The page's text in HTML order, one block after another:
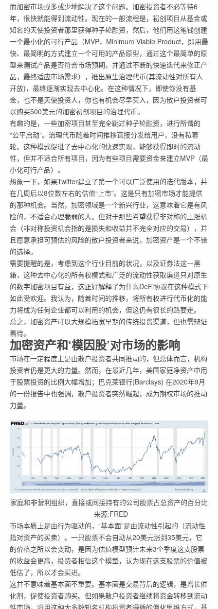
而加密市场或多或少地解决了这个问题。加密投资者不必等待6
年，很快就能得到流动性。现在的一般流程是，初创项目从基金或
知名的天使投资者那里获得种子轮融资，然后，他们用这笔钱创建
一个最小化的可行产品（MVP，Minimum Viable Product，即用最
快、最简明的方式建立一个可用的产品原型，通过这个最简单的原
型来测试产品是否符合市场预期，并通过不断的快速迭代来修正产
品，最终适应市场需求），推出原生治理代币(其流动性对所有人
开放)，最终逐渐实现去中心化。在这种情况下，即使你没有基
金，也不是天使投资人，你也有机会尽早买入，因为散户投资者可
以购买500美元的加密初创项目的治理代币。
有趣的是，一些加密项目甚至完全跳过种子轮融资，进行所谓的
“公平启动”。治理代币随着时间推移直接分发给用户，没有私募
轮。这种模式促进了去中心化的快速实现，能够获得即时的流动
性，但并不适合所有项目，因为有些项目需要资金来建立MVP（最
小化可行产品）。
想象一下，如果Twitter建立了第一个可以广泛使用的迭代版本，并
在几周后以8位数左右的估值“上市”。这是只有加密市场才能提供
的那种机会。当然，加密领域是一个新兴行业，这意味着它是有风
险的，不适合心理脆弱的人。但对于那些希望获得非对称的上涨机
会（非对称投资机会指的是损失和收益并不完全对应的交易），并
且愿意承担可预估的风险的散户投资者来说，加密资产是一个不错
的选择。
需要提醒的是，考虑到这个行业目前的状况，以及证券法这一黑
箱，这种去中心化的所有权模式和广泛的流动性获取渠道只对原生
的数字加密项目有益，这正好解释了为什么DeFi协议在这种模式下
如此受欢迎。我认为，随着时间的推移，将所有权进行代币化的能
力将成为任何企业都可以利用的机会，但这仍有很长的路要走。
总之，加密资产可以大规模拓宽早期的传统投资渠道，但也需辩证
看待。
加密资产和‘模因股’对市场的影响
市场在一定程度上是由散户投资者共同推动的，但总体而言，机构
投资者仍是更大的力量。然而，在最近几年，美国家庭净资产中用
于股票投资的比例大幅增加；巴克莱银行(Barclays) 在2020年9月
的一份报告中也强调，散户投资者突然崛起，成为期权市场的推动
力量。
家庭和非营利组织，直接或间接持有的公司股票占总资产的百分比
来源:FRED
市场本质上是由行为驱动的，“基本面”是由流动性引起的（流动性
指对资产的买卖）。一只股票不会自动从20美元涨到35美元，它
的价格之所以会变动，是因为估值模型预计未来3个季度这支股票
的收益会更高，投资者相信这个模型，认为现在这支股票的价值被
低估了，所以才会买进。
这并不意味着基本面不重要。基本面是交易背后的逻辑，是增长催
化剂，促使投资者购买。但如果散户投资者继续将资金转移到流动